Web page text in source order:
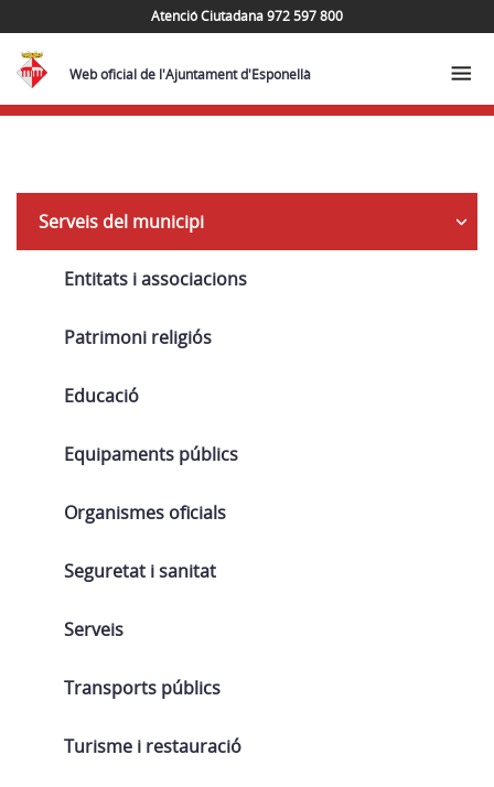
Atenció Ciutadana 972 597 800
Web oficial de l'Ajuntament d'Esponellà
Navega
Serveis del municipi
Entitats i associacions
Patrimoni religiós
Educació
Equipaments públics
Organismes oficials
Seguretat i sanitat
Serveis
Transports públics
Turisme i restauració